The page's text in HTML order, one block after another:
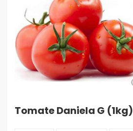
Tomate Daniela G (1kg)